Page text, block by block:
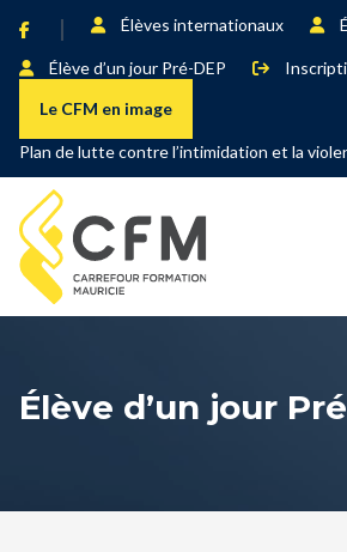
Élèves internationaux
Élève d’un jour Pré-DEP
Le CFM en image
Plan de lutte contre l’intimidation et la
Élève d’un jour